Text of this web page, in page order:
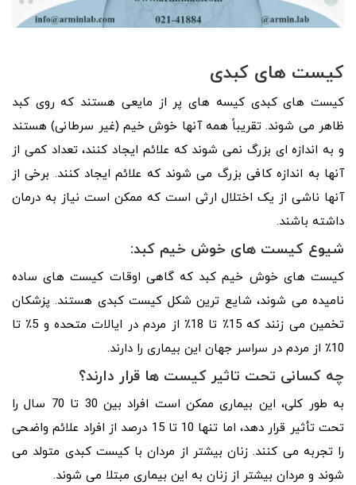
کیست های کبدی
کیست های کبدی کیسه های پر از مایعی هستند که روی کبد
ظاهر می شوند. تقریباً همه آنها خوش خیم (غیر سرطانی) هستند
و به اندازه ای بزرگ نمی شوند که علائم ایجاد کنند، تعداد کمی از
آنها به اندازه کافی بزرگ می شوند که علائم ایجاد کنند. برخی از
آنها ناشی از یک اختلال ارثی است که ممکن است نیاز به درمان
داشته باشند.
شیوع کیست های خوش خیم کبد:
کیست های خوش خیم کبد که گاهی اوقات کیست های ساده
نامیده می شوند، شایع ترین شکل کیست کبدی هستند. پزشکان
تخمین می زنند که 15٪ تا 18٪ از مردم در ایالات متحده و 5٪ تا
10٪ از مردم در سراسر جهان این بیماری را دارند.
چه کسانی تحت تاثیر کیست ها قرار دارند؟
به طور کلی، این بیماری ممکن است افراد بین 30 تا 70 سال را
تحت تأثیر قرار دهد، اما تنها 10 تا 15 درصد از افراد علائم واضحی
را تجربه می کنند. زنان بیشتر از مردان با کیست کبدی متولد می
شوند و مردان بیشتر از زنان به این بیماری مبتلا می شوند.